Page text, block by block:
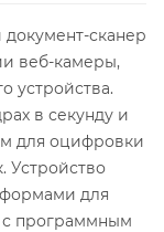
документ-сканер
веб-камеры,
устройства.
в секунду и
для оцифровки
Устройство
для
с программным